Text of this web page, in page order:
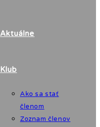
Aktuálne
Klub
Ako sa stať
členom
Zoznam členov